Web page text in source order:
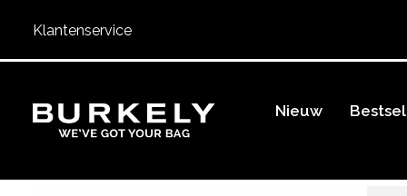
Klantenservice
BURKELYNieuw